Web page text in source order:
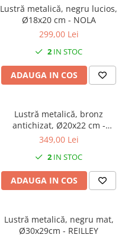
Lustră metalică, negru lucios,
Ø18x20 cm - NOLA
299,00 Lei
2 IN STOC
ADAUGA IN COS
Lustră metalică, bronz
antichizat, Ø20x22 cm -
ALVARO
349,00 Lei
2 IN STOC
ADAUGA IN COS
Lustră metalică, negru mat,
Ø30x29cm - REILLEY